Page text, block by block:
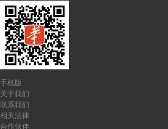
手机版
关于我们
联系我们
相关法律
合作伙伴